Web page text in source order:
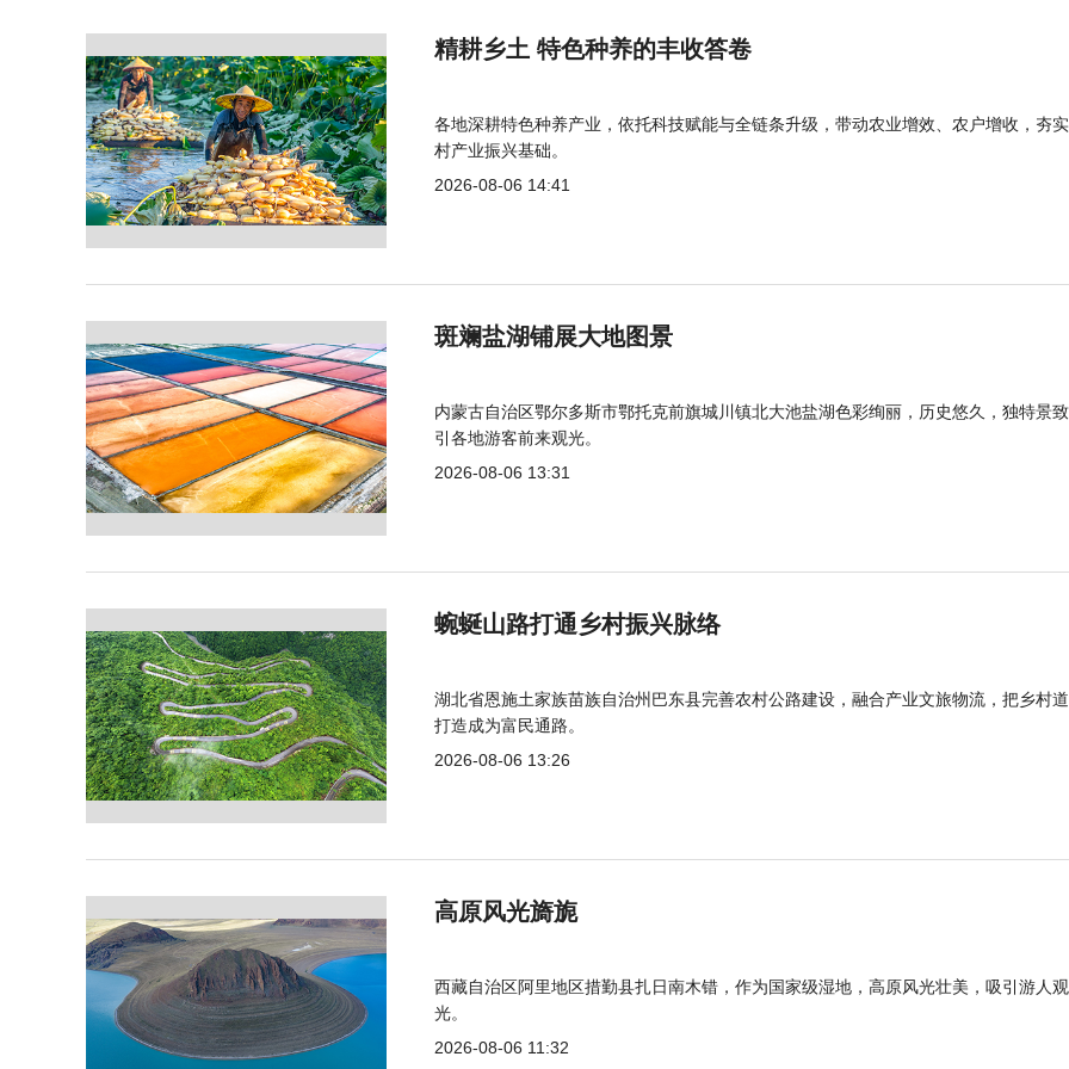
精耕乡土 特色种养的丰收答卷
各地深耕特色种养产业，依托科技赋能与全链条升级，带动农业增效、农户增收，夯
村产业振兴基础。
2026-08-06 14:41
斑斓盐湖铺展大地图景
内蒙古自治区鄂尔多斯市鄂托克前旗城川镇北大池盐湖色彩绚丽，历史悠久，独特景
引各地游客前来观光。
2026-08-06 13:31
蜿蜒山路打通乡村振兴脉络
湖北省恩施土家族苗族自治州巴东县完善农村公路建设，融合产业文旅物流，把乡村
打造成为富民通路。
2026-08-06 13:26
高原风光旖旎
西藏自治区阿里地区措勤县扎日南木错，作为国家级湿地，高原风光壮美，吸引游人观
光。
2026-08-06 11:32